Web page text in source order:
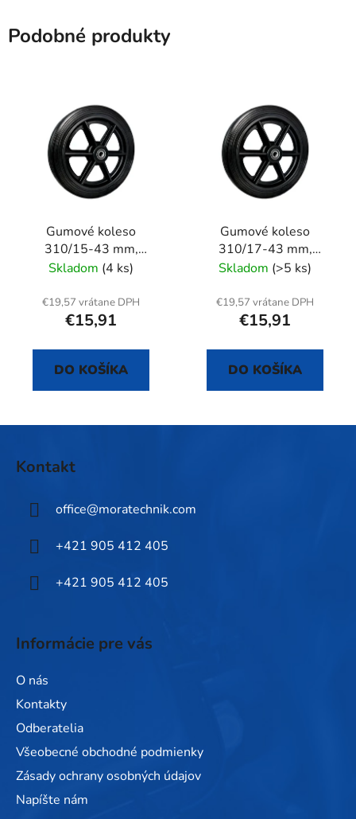
Podobné produkty
Gumové koleso
310/15-43 mm,
čierne/plast,
Skladom (4 ks)
€19,57 vrátane DPH
€15,91
DO KOŠÍKA
Gumové koleso
310/17-43 mm,
čierne/plast,
Skladom (>5 ks)
€19,57 vrátane DPH
€15,91
DO KOŠÍKA
Kontakt
office@moratechnik.com
+421 905 412 405
+421 905 412 405
Informácie pre vás
O nás
Kontakty
Odberatelia
Všeobecné obchodné podmienky
Zásady ochrany osobných údajov
Napíšte nám